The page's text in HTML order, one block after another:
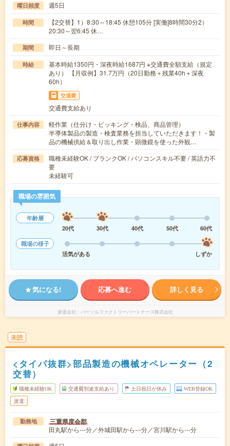
曜日頻度 週5日
時間
【2交替】1）8:30～18:45 休憩105分 [実働]8時間30分2）
20:30～翌6:45 休…
期間 即日～長期
時給
基本時給1350円・深夜時給1687円 ※交通費全額支給（規定
あり） 【月収例】31.7万円（20日勤務＋残業40h＋深夜
60h）
交通費
交通費支給あり
仕事内容
軽作業（仕分け・ピッキング・検品、商品管理）
半導体製品の製造・検査業務を担当していただきます！・製
品の機械供給＆取り出し作業・顕微鏡を使った外観…
応募資格
職種未経験OK / ブランクOK / パソコンスキル不要 / 英語力不
要
未経験可
職場の雰囲気
年齢層
20代
30代 40代 50代
60代
職場の様子
活気がある
しずか
気になる! 応募へ進む 詳しく見る
派遣会社 パーソルファクトリーパートナーズ株式会社
未読
<タイパ抜群>部品製造の機械オペレーター（2
交替）
職種未経験OK 交通費別途支給あり 土日祝日が休み WEB登録OK
派遣
勤務地 三重県度会郡
田丸駅から---分／外城田駅から---分／宮川駅から---分